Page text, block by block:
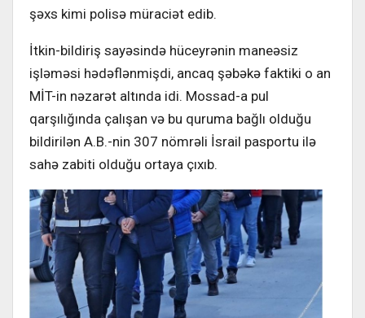
şəxs kimi polisə müraciət edib.
İtkin-bildiriş sayəsində hüceyrənin maneəsiz
işləməsi hədəflənmişdi, ancaq şəbəkə faktiki o an
MİT-in nəzarət altında idi. Mossad-a pul
qarşılığında çalışan və bu quruma bağlı olduğu
bildirilən A.B.-nin 307 nömrəli İsrail pasportu ilə
sahə zabiti olduğu ortaya çıxıb.